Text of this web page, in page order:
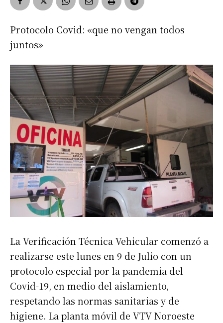
Protocolo Covid: «que no vengan todos
juntos»
La Verificación Técnica Vehicular comenzó a
realizarse este lunes en 9 de Julio con un
protocolo especial por la pandemia del
Covid-19, en medio del aislamiento,
respetando las normas sanitarias y de
higiene. La planta móvil de VTV Noroeste